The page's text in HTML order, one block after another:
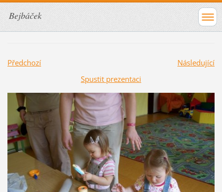
Bejbáček
Předchozí
Následující
Spustit prezentaci